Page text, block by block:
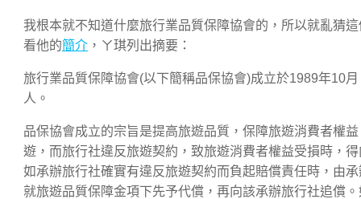
我根本就不知道什麼旅行業品質保障協會的，所以就亂猜
看他的簡介 ，ㄚ琪列出摘要：
旅行業品質保障協會(以下簡稱品保協會)成立於1989年10
人。
品保協會成立的宗旨是提高旅遊品質，保障旅遊消費者權
遊，而旅行社違反旅遊契約，致旅遊消費者權益受損時，
如承辦旅行社確實有違反旅遊契約而負起賠償責任時，由
就旅遊品質保障金項下先予代償，再向該承辦旅行社追償